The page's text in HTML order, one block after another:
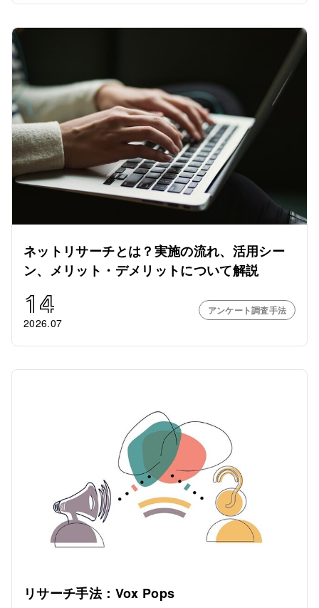
ネットリサーチとは？実施の流れ、活用シー
ン、メリット・デメリットについて解説
14
2026.07
アンケート調査手法
リサーチ手法：Vox Pops